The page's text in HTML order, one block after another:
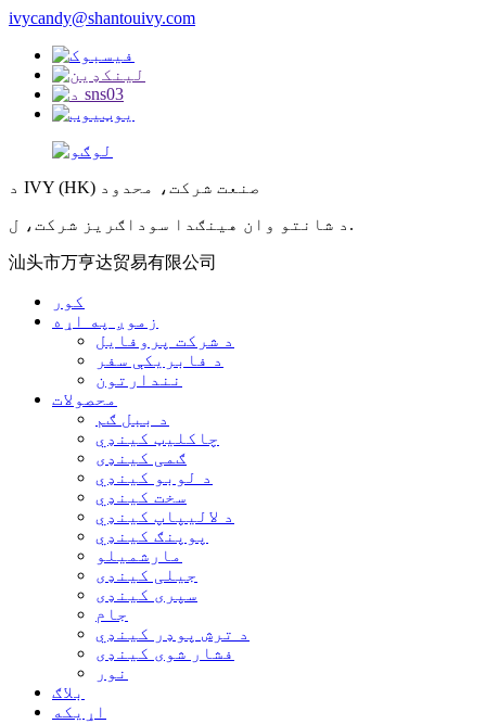
ivycandy@shantouivy.com
د IVY (HK) صنعت شرکت، محدود
د شانتو وان هینګدا سوداګریز شرکت، ل.
汕头市万亨达贸易有限公司
کور
زموږ په اړه
د شرکت پروفایل
د فابریکې سفر
نندارتون
محصولات
د ببل ګم
چاکلیټ کینډي
ګمی کینډی
د لوبو کینډي
سخت کینډي
د لالیپاپ کینډي
پوپنګ کینډي
مارشميلو
جیلی کینډی
سپری کینډی
جام
د ترش پوډر کینډي
فشار شوی کینډی
نور
بلاګ
اړیکه